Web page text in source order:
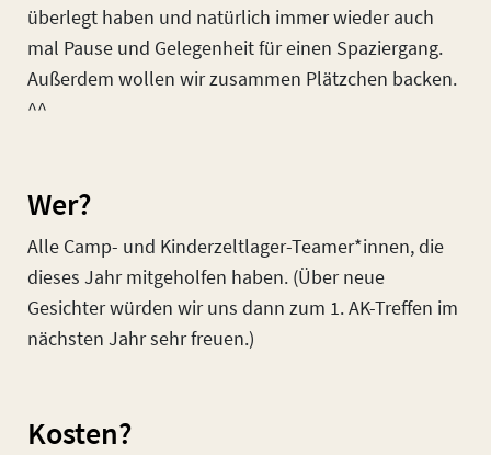
überlegt haben und natürlich immer wieder auch
mal Pause und Gelegenheit für einen Spaziergang.
Außerdem wollen wir zusammen Plätzchen backen.
^^
Wer?
Alle Camp- und Kinderzeltlager-Teamer*innen, die
dieses Jahr mitgeholfen haben. (Über neue
Gesichter würden wir uns dann zum 1. AK-Treffen im
nächsten Jahr sehr freuen.)
Kosten?